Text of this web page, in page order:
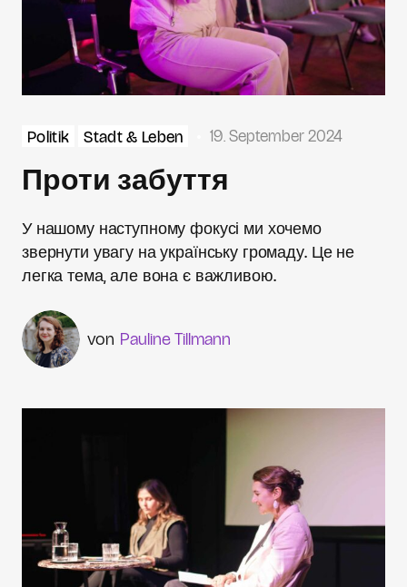
Politik Stadt & Leben 19. September 2024
Проти забуття
У нашому наступному фокусі ми хочемо
звернути увагу на українську громаду. Це не
легка тема, але вона є важливою.
Pauline Tillmann